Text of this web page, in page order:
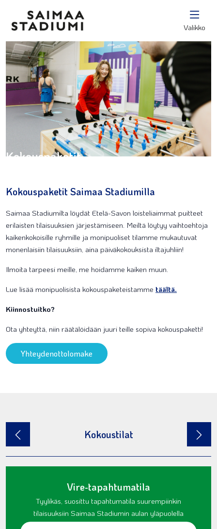
Valikko
Kokouspaketit
Kokouspaketit Saimaa Stadiumilla
Saimaa Stadiumilta löydät Etelä-Savon loisteliaimmat puitteet
erilaisten tilaisuuksien järjestämiseen. Meiltä löytyy vaihtoehtoja
kaikenkokoisille ryhmille ja monipuoliset tilamme mukautuvat
monenlaisiin tilaisuuksiin, aina päiväkokouksista iltajuhliin!
Ilmoita tarpeesi meille, me hoidamme kaiken muun.
Lue lisää monipuolisista kokouspaketeistamme täältä.
Kiinnostuitko?
Ota yhteyttä, niin räätälöidään juuri teille sopiva kokouspaketti!
Yhteydenottolomake
Kokoustilat
Vire-tapahtumatila
Tyylikäs, suosittu tapahtumatila suurempiinkin
tilaisuuksiin Saimaa Stadiumin aulan yläpuolella